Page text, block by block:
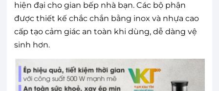
hiện đại cho gian bếp nhà bạn. Các bộ phận
được thiết kế chắc chắn bằng inox và nhựa cao
cấp tạo cảm giác an toàn khi dùng, dễ dàng vệ
sinh hơn.